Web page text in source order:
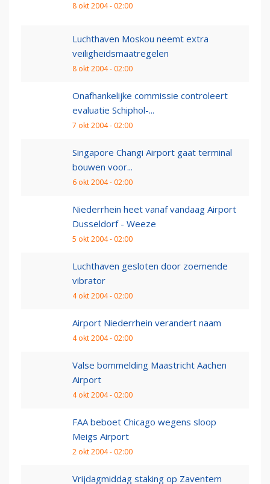
8 okt 2004 - 02:00
Luchthaven Moskou neemt extra
veiligheidsmaatregelen
8 okt 2004 - 02:00
Onafhankelijke commissie controleert
evaluatie Schiphol-...
7 okt 2004 - 02:00
Singapore Changi Airport gaat terminal
bouwen voor...
6 okt 2004 - 02:00
Niederrhein heet vanaf vandaag Airport
Dusseldorf - Weeze
5 okt 2004 - 02:00
Luchthaven gesloten door zoemende
vibrator
4 okt 2004 - 02:00
Airport Niederrhein verandert naam
4 okt 2004 - 02:00
Valse bommelding Maastricht Aachen
Airport
4 okt 2004 - 02:00
FAA beboet Chicago wegens sloop
Meigs Airport
2 okt 2004 - 02:00
Vrijdagmiddag staking op Zaventem